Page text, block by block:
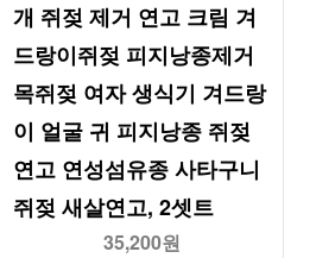
개 쥐젖 제거 연고 크림 겨
드랑이쥐젖 피지낭종제거
목쥐젖 여자 생식기 겨드랑
이 얼굴 귀 피지낭종 쥐젖
연고 연성섬유종 사타구니
쥐젖 새살연고, 2셋트
35,200원